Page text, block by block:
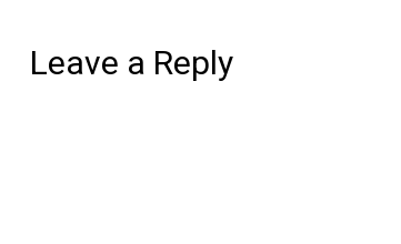
Leave a Reply